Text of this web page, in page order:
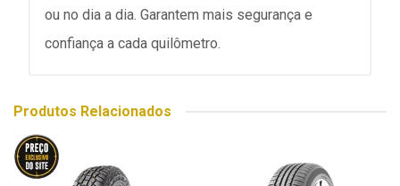
ou no dia a dia. Garantem mais segurança e
confiança a cada quilômetro.
Produtos Relacionados